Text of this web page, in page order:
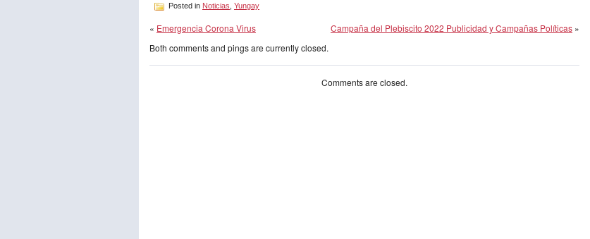
Posted in Noticias Yungay
« Emergencia Corona Virus Campaña del Plebiscito 2022 Publicidad y Campañas Políticas »
Both comments and pings are currently closed.
Comments are closed.